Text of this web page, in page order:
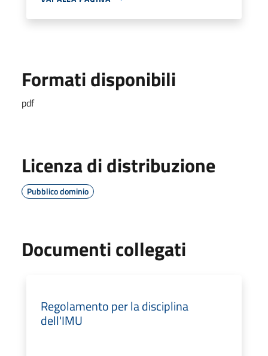
Formati disponibili
pdf
Licenza di distribuzione
Pubblico dominio
Documenti collegati
Regolamento per la disciplina
dell'IMU